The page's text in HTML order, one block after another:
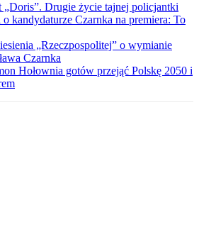
„Doris”. Drugie życie tajnej policjantki
o kandydaturze Czarnka na premiera: To
„Rzeczpospolitej” o wymianie
Czarnka
Hołownia gotów przejąć Polskę 2050 i